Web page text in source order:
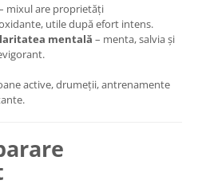
mixul are proprietăți
utile după efort intens.
mentală – menta, salvia și
active, drumeții, antrenamente